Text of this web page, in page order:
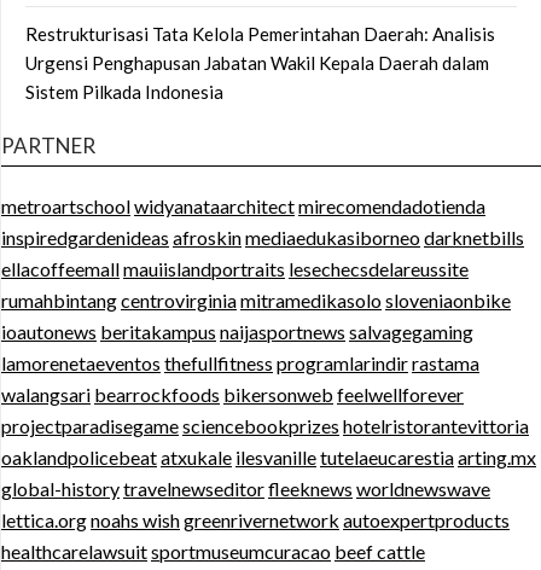
Restrukturisasi Tata Kelola Pemerintahan Daerah: Analisis
Urgensi Penghapusan Jabatan Wakil Kepala Daerah dalam
Sistem Pilkada Indonesia
PARTNER
metroartschoolwidyanataarchitectmirecomendadotienda
inspiredgardenideas afroskinmediaedukasiborneodarknetbills
ellacoffeemallmauiislandportraits lesechecsdelareussite
rumahbintangcentrovirginiamitramedikasolosloveniaonbike
ioautonews beritakampus naijasportnews salvagegaming
lamorenetaeventos thefullfitness programlarindirrastama
walangsari bearrockfoods bikersonweb feelwellforever
projectparadisegamesciencebookprizes hotelristorantevittoria
oaklandpolicebeatatxukale ilesvanilletutelaeucarestiaarting.mx
global-historytravelnewseditorfleeknews worldnewswave
lettica.orgnoahs wishgreenrivernetwork autoexpertproducts
healthcarelawsuitsportmuseumcuracao beef cattle